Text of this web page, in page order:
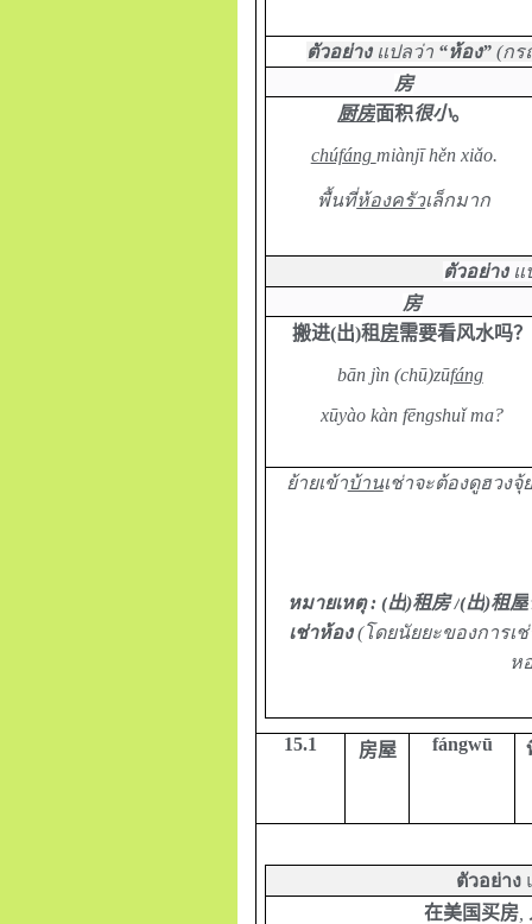
ตัวอย่าง แปลว่า“ห้อง” (กร
房
厨房面积很小。
chúfáng miànjī hěn xiǎo.
พื้นที่ห้องครัวเล็กมาก
ตัวอย่าง แ
房
搬进(出)租 房需要看风水吗？
bān jìn (chū)zūfáng
xūyào kàn fēngshuǐ ma?
ย้ายเข้าบ้านเช่าจะต้องดูฮวงจุ้
หมายเหตุ : (出)租房/(出)租屋
เช่าห้อง(โดยนัยยะของการเ
ห
15.1 房屋 fángwū
ตัวอย่าง
在美国买房